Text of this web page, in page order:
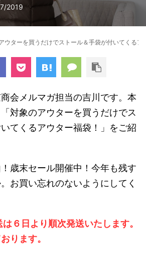
2019
ウターを買うだけでストール＆手袋が付いてくるア
会メルマガ担当の吉川です。本
対象のアウターを買うだけでス
てくるアウター福袋！」をご紹
歳末セール開催中！今年も残す
お買い忘れのないようにしてく
６日より順次発送いたします。
ります。